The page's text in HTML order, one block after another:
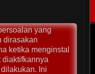
yang
dirasakan
ketika menginstal
diaktifkannya
Ini